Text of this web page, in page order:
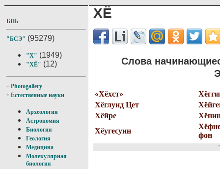
БНБ
"БСЭ" (95279)
"Х" (1949)
"ХЁ" (12)
- Photogallery
- Естественные науки
Археология
Астрономия
Биология
Геология
Медицина
Молекулярная
биология
ХЁ
Слова
«Хёхст»
Хёглунд Цет
Хёйре
Хёугесунн
фон